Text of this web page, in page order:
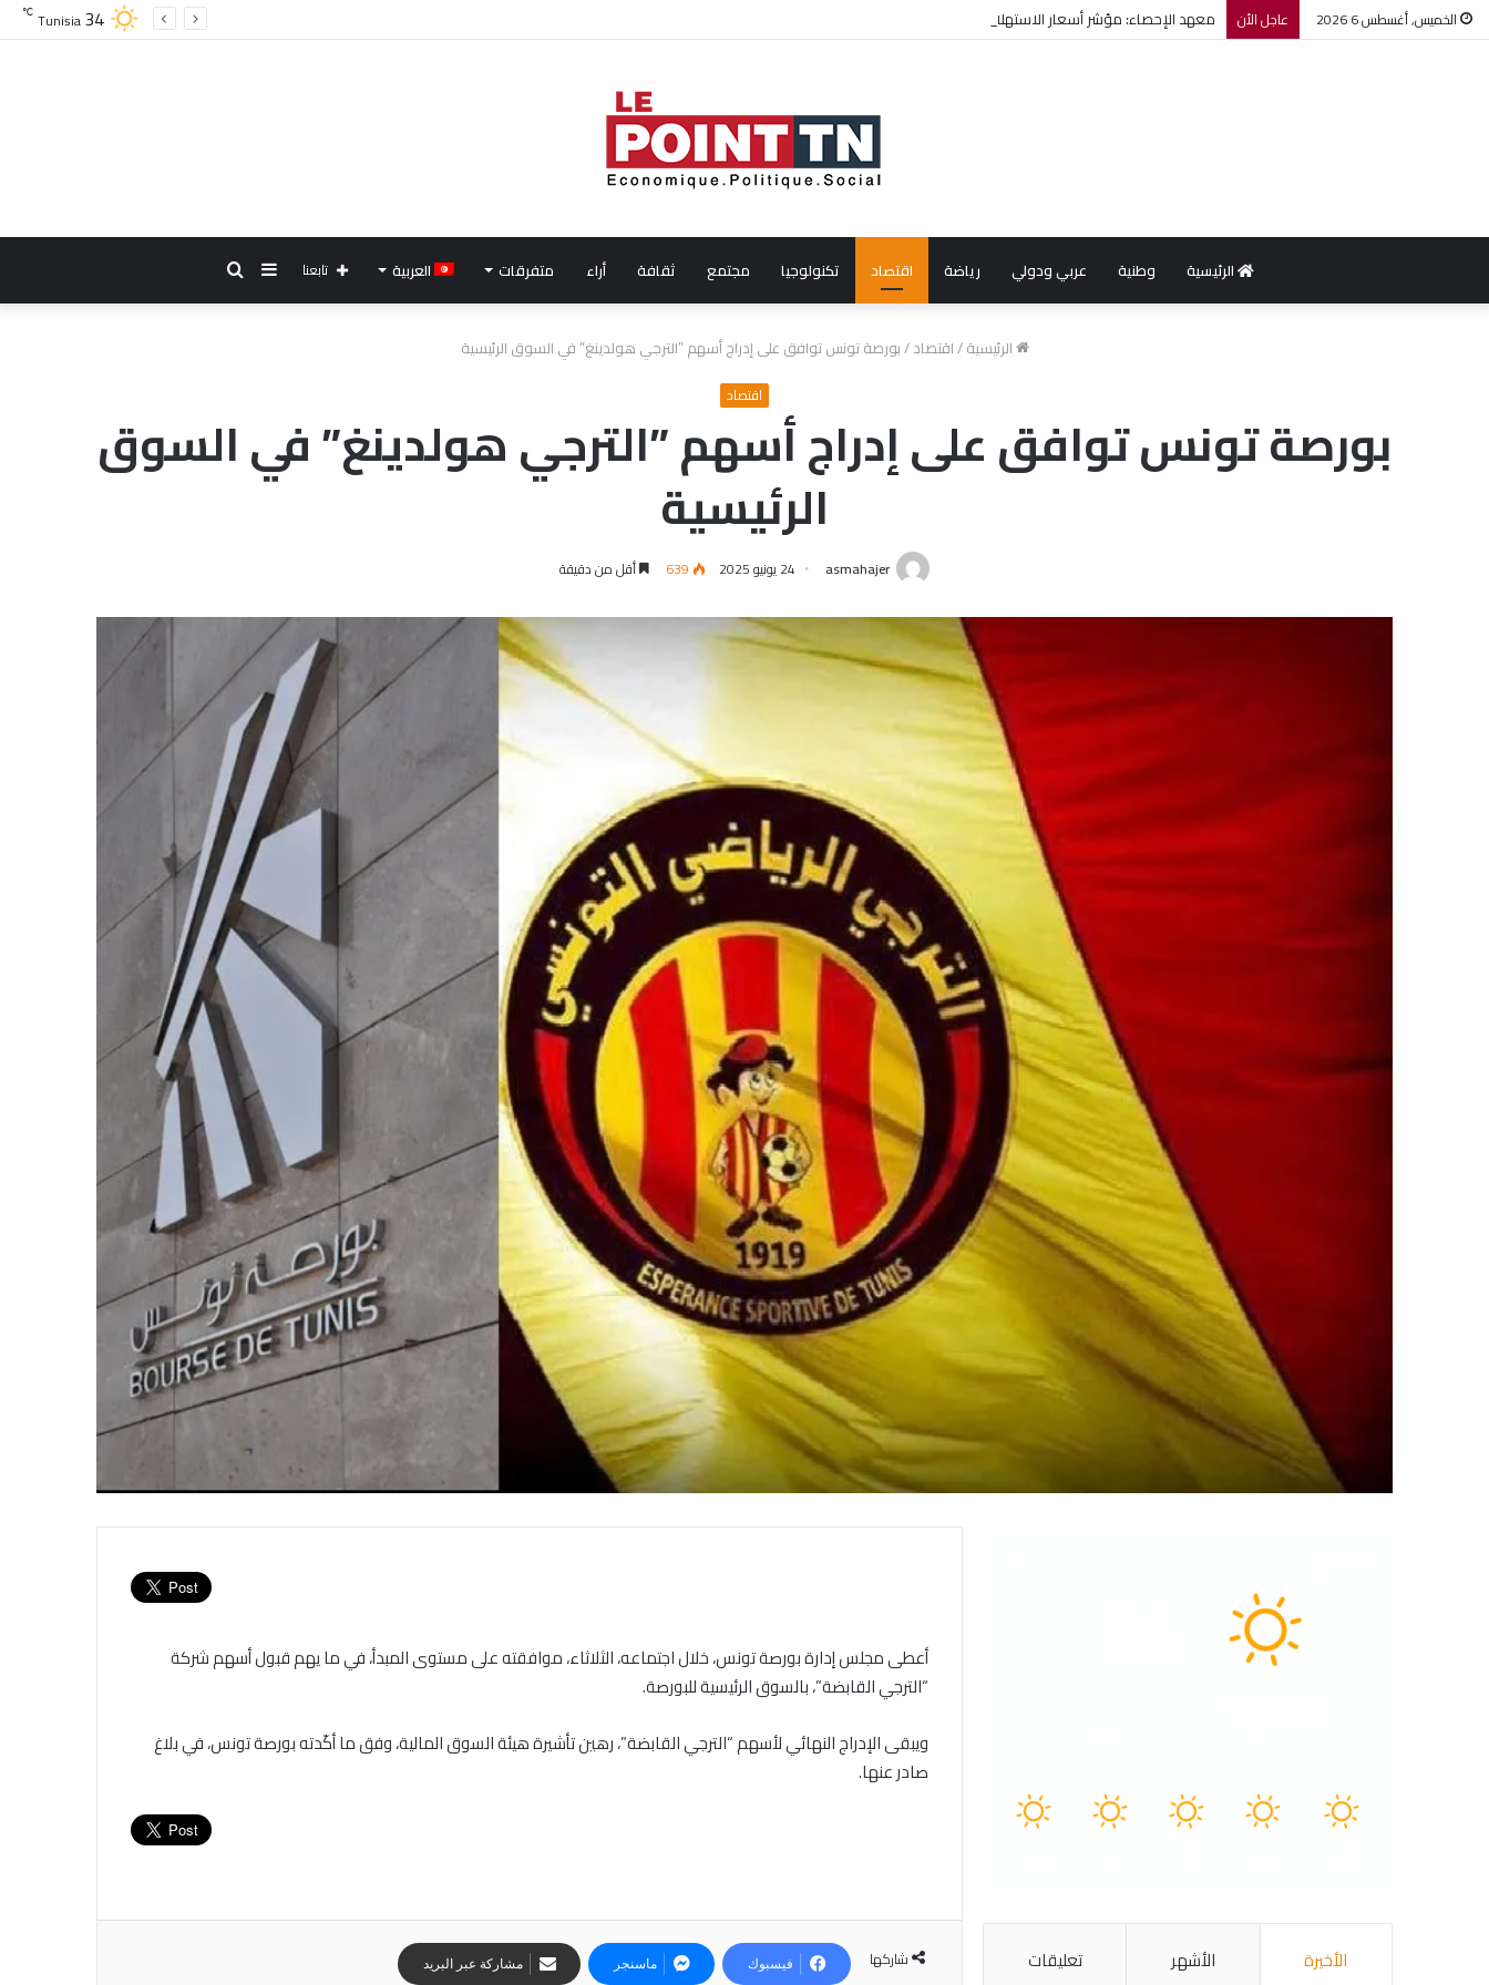
الخميس, أغسطس 6 2026 عاجل الأن معهد الإحصاء: مؤشر أسعار الاستهلاك يرتفع بنسبة 0,2% خلال شهر جويلية 2026 Tunisia34
℃
الرئيسية وطنية عربي ودولي رياضة اقتصاد تكنولوجيا مجتمع ثقافة أراء متفرقات العربية
بحثإضافة
تابعنا
الرئيسية/اقتصاد/بورصة تونس توافق على إدراج أسهم ”الترجي هولدينغ” في السوق الرئيسية
اقتصاد
بورصة تونس توافق على إدراج أسهم ”الترجي هولدينغ” في السوق
الرئيسية
asmahajer 24 يونيو 2025 639 أقل من دقيقة
أعطى مجلس إدارة بورصة تونس، خلال اجتماعه، الثلاثاء، موافقته على مستوى المبدأ، في ما يهم قبول أسهم شركة
“الترجي القابضة”، بالسوق الرئيسية للبورصة.
ويبقى الإدراج النهائي لأسهم “الترجي القابضة”، رهين تأشيرة هيئة السوق المالية، وفق ما أكّدته بورصة تونس، في بلاغ
صادر عنها.
شاركها فيسبوك ماسنجر مشاركة عبر البريد الأخيرة الأشهر تعليقات